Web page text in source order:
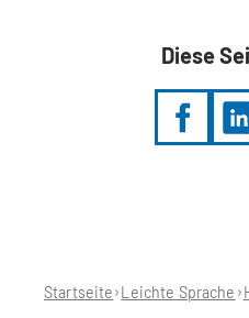
Diese
Startseite Leichte Sprache